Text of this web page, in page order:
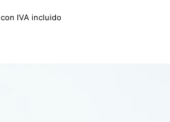
con IVA incluido